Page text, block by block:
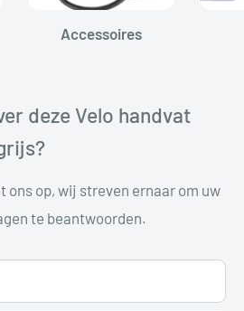
Accessoires
deze Velo handvat
ons op, wij streven ernaar om uw
te beantwoorden.